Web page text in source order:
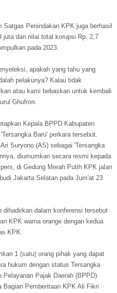
Satgas Penindakan KPK juga berhasil
juta dari nilai total korupsi Rp. 2,7
pada 2023.
apakah yang tahu yang
pelakunya? Kalau tidak
atau kami bebaskan untuk kembali
Ghufron.
Kepala BPPD Kabupaten
Baru' perkara tersebut.
Suryono (AS) sebagai 'Tersangka
diumumkan secara resmi kepada
di Gedung Merah Putih KPK jalan
Jakarta Selatan pada Jum'at 23
dihadirkan dalam konferensi tersebut
KPK warna orange dengan kedua
KPK.
1 (satu) orang pihak yang dapat
hukum dengan status Tersangka
Pajak Daerah (BPPD)
Bagian Pemberitaan KPK Ali Fikri